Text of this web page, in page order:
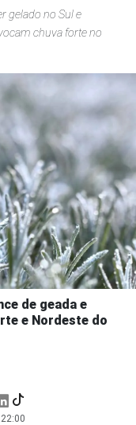
gelado no Sul e
chuva forte no
de geada e
e Nordeste do